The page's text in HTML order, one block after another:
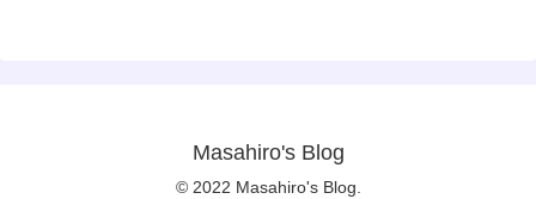
Masahiro's Blog
© 2022 Masahiro's Blog.